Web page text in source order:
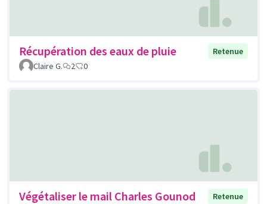
Récupération des eaux de pluie
Retenue
Claire G.
2 0
Végétaliser le mail Charles Gounod
Retenue